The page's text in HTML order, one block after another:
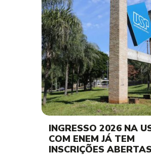
INGRESSO 2026 NA
COM ENEM JÁ TEM
INSCRIÇÕES